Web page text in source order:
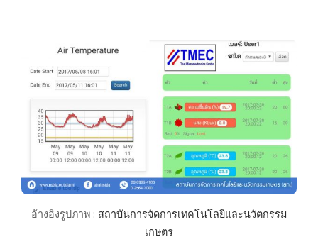
อ้างอิงรูปภาพ : สถาบันการจัดการเทคโนโลยีและนวัตกรรม
เกษตร